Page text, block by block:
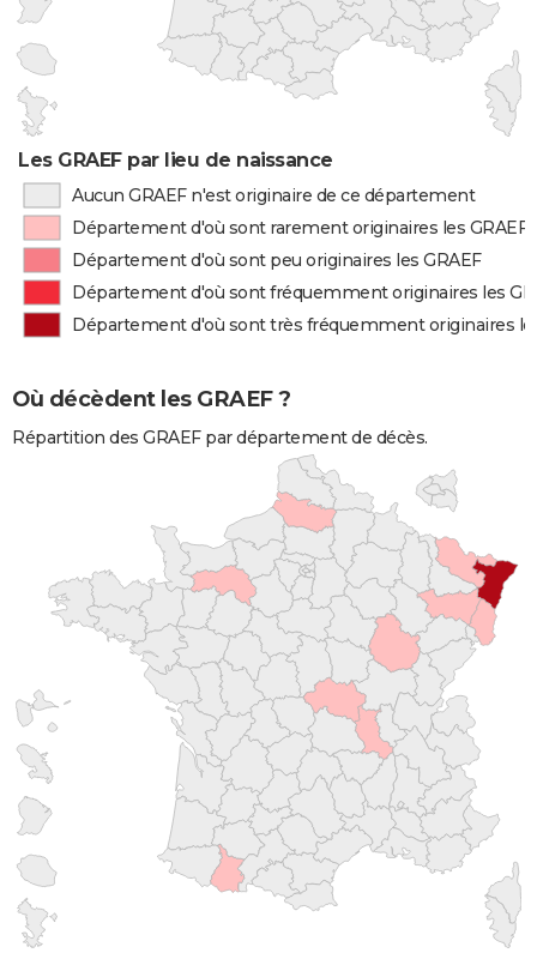
Les GRAEF par lieu de naissance
Aucun GRAEF n'est originaire de ce département
Département d'où sont rarement originaires les GRAEF
Département d'où sont peu originaires les GRAEF
Département d'où sont fréquemment originaires les
Département d'où sont très fréquemment originaires
Où décèdent les GRAEF ?
Répartition des GRAEF par département de décès.